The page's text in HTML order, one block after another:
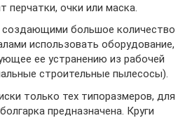
перчатки, очки или маска.
создающими большое количество
использовать оборудование,
ее устранению из рабочей
строительные пылесосы).
только тех типоразмеров, для
предназначена. Круги